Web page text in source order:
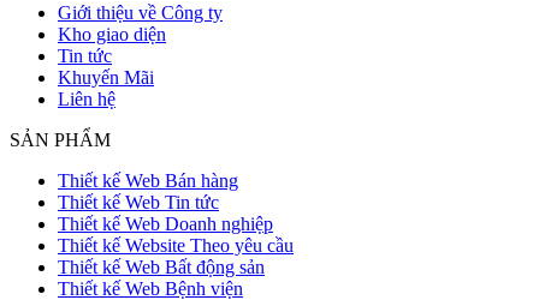
Giới thiệu về Công ty
Kho giao diện
Tin tức
Khuyến Mãi
Liên hệ
SẢN PHẨM
Thiết kế Web Bán hàng
Thiết kế Web Tin tức
Thiết kế Web Doanh nghiệp
Thiết kế Website Theo yêu cầu
Thiết kế Web Bất động sản
Thiết kế Web Bệnh viện